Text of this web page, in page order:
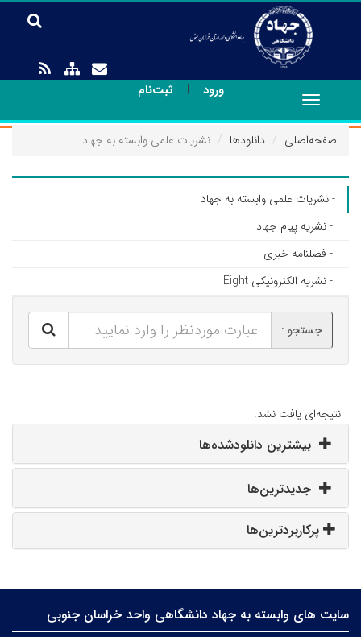
ورود | ثبت‌نام
Toggle
navigation
صفحه‌اصلی
دانلودها نشریات علمی وابسته به جهاد
- نشریات علمی وابسته به جهاد
- نشریه پیام جهاد
- فصلنامه خبری
- نشریه الکترونیکی Eight
جستجو :
نتیجه‌ای یافت نشد.
بیشترین دانلودشده‌ها
جدیدترین‌ها
پرکاربردترین‌ها
سایت های وابسته به جهاد دانشگاهی واحد خراسان جنوبی